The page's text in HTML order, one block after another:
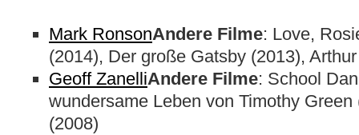
Mark RonsonAndere Filme: Love,
(2014), Der große Gatsby (2013),
Geoff ZanelliAndere Filme: School
wundersame Leben von Timothy
(2008)